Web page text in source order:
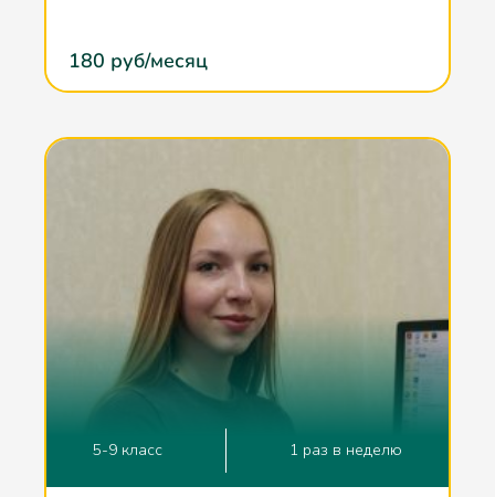
180 руб/месяц
5-9 класс 1 раз в неделю